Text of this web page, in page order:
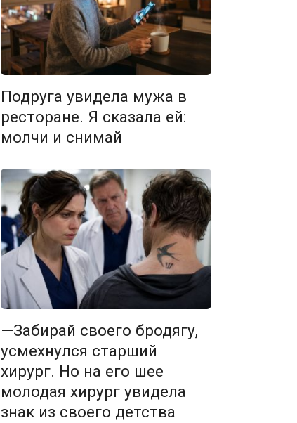
Подруга увидела мужа в
ресторане. Я сказала ей:
молчи и снимай
—Забирай своего бродягу,
усмехнулся старший
хирург. Но на его шее
молодая хирург увидела
знак из своего детства